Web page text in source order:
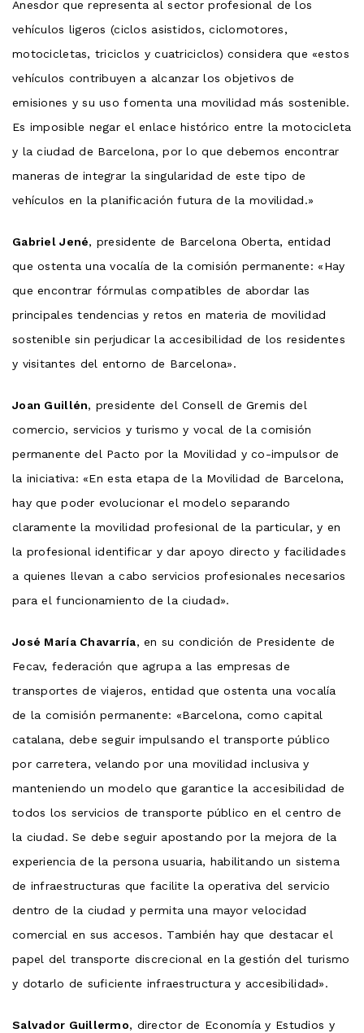
Anesdor que representa al sector profesional de los
vehículos ligeros (ciclos asistidos, ciclomotores,
motocicletas, triciclos y cuatriciclos) considera que «estos
vehículos contribuyen a alcanzar los objetivos de
emisiones y su uso fomenta una movilidad más sostenible.
Es imposible negar el enlace histórico entre la motocicleta
y la ciudad de Barcelona, por lo que debemos encontrar
maneras de integrar la singularidad de este tipo de
vehículos en la planificación futura de la movilidad.»
Gabriel Jené, presidente de Barcelona Oberta, entidad
que ostenta una vocalía de la comisión permanente: «Hay
que encontrar fórmulas compatibles de abordar las
principales tendencias y retos en materia de movilidad
sostenible sin perjudicar la accesibilidad de los residentes
y visitantes del entorno de Barcelona».
Joan Guillén, presidente del Consell de Gremis del
comercio, servicios y turismo y vocal de la comisión
permanente del Pacto por la Movilidad y co-impulsor de
la iniciativa: «En esta etapa de la Movilidad de Barcelona,
hay que poder evolucionar el modelo separando
claramente la movilidad profesional de la particular, y en
la profesional identificar y dar apoyo directo y facilidades
a quienes llevan a cabo servicios profesionales necesarios
para el funcionamiento de la ciudad».
José María Chavarría, en su condición de Presidente de
Fecav, federación que agrupa a las empresas de
transportes de viajeros, entidad que ostenta una vocalía
de la comisión permanente: «Barcelona, como capital
catalana, debe seguir impulsando el transporte público
por carretera, velando por una movilidad inclusiva y
manteniendo un modelo que garantice la accesibilidad de
todos los servicios de transporte público en el centro de
la ciudad. Se debe seguir apostando por la mejora de la
experiencia de la persona usuaria, habilitando un sistema
de infraestructuras que facilite la operativa del servicio
dentro de la ciudad y permita una mayor velocidad
comercial en sus accesos. También hay que destacar el
papel del transporte discrecional en la gestión del turismo
y dotarlo de suficiente infraestructura y accesibilidad».
Salvador Guillermo, director de Economía y Estudios y